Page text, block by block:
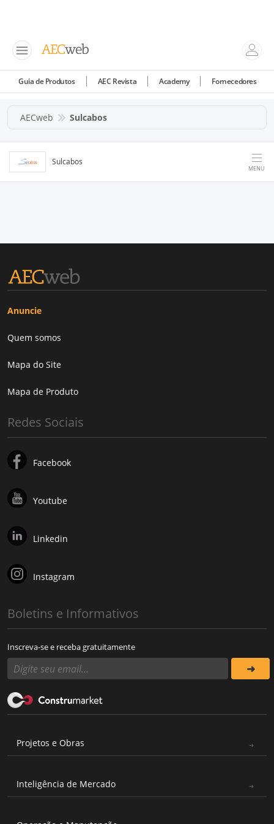
Guia de Produtos AEC Revista Academy Fornecedores
AECweb Sulcabos
Sulcabos
MENU
Anuncie
Quem somos
Mapa do Site
Mapa de Produto
Redes Sociais
Facebook
Youtube
Linkedin
Instagram
Boletins e Informativos
Inscreva-se e receba gratuitamente
Projetos e Obras
Inteligência de Mercado